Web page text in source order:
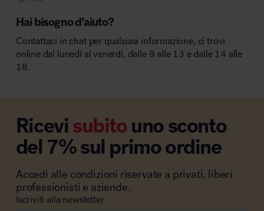
Hai bisogno d’aiuto?
Contattaci in chat per qualsiasi informazione, ci trovi
online dal lunedì al venerdì, dalle 9 alle 13 e dalle 14 alle
18.
Ricevisubitouno sconto
del 7% sul primo ordine
Accedi alle condizioni riservate a privati, liberi
professionisti e aziende.
Iscriviti alla newsletter